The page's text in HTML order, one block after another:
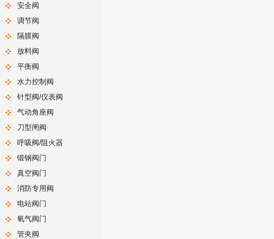
安全阀
调节阀
隔膜阀
放料阀
平衡阀
水力控制阀
针型阀/仪表阀
气动角座阀
刀型闸阀
呼吸阀/阻火器
锻钢阀门
真空阀门
消防专用阀
电站阀门
氧气阀门
管夹阀